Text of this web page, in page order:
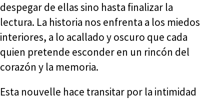
despegar de ellas sino hasta finalizar la
lectura. La historia nos enfrenta a los miedos
interiores, a lo acallado y oscuro que cada
quien pretende esconder en un rincón del
corazón y la memoria.
Esta nouvelle hace transitar por la intimidad